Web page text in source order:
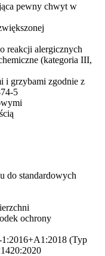
pewny chwyt w
reakcji alergicznych
(kategoria III,
i grzybami zgodnie z
5
do standardowych
ochrony
(Typ